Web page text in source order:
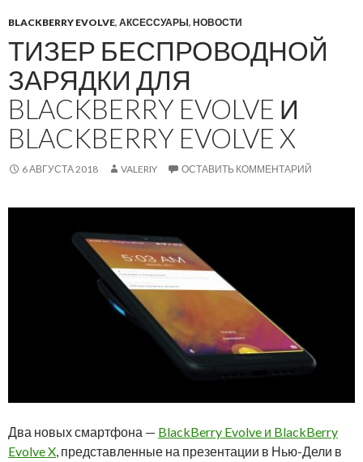
BLACKBERRY EVOLVE, АКСЕССУАРЫ, НОВОСТИ
ТИЗЕР БЕСПРОВОДНОЙ
ЗАРЯДКИ ДЛЯ
BLACKBERRY EVOLVE И
BLACKBERRY EVOLVE X
6 АВГУСТА 2018 VALERIY ОСТАВИТЬ КОММЕНТАРИЙ
Два новых смартфона — BlackBerry Evolve и BlackBerry
Evolve X, представленные на презентации в Нью-Дели в